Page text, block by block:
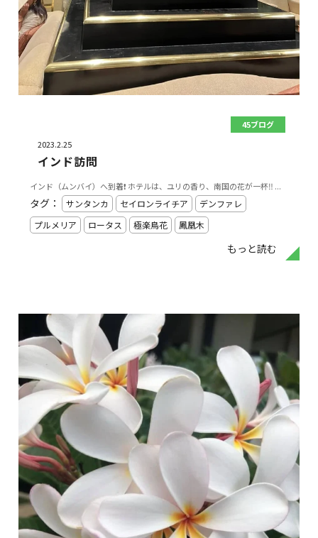
45ブログ
2023.2.25
インド訪問
インド（ムンバイ）へ到着❗️ ホテルは、ユリの香り、南国の花が一杯‼️ ...
もっと読む
タグ： サンタンカ セイロンライチア
デンファレ
プルメリア
ロータス 極楽鳥花 鳳凰木